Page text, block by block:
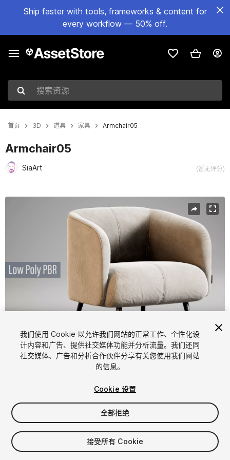
Ship faster with tools, frameworks & content for
every workflow — 50% off.
搜索资源
首页 3D 道具 家具 Armchair05
Armchair05
SiaArt (暂无评分)
1/15
$15
增值税将在结算时计算
我们使用 Cookie 以允许我们网站的正常工作、个性化设
计内容和广告、提供社交媒体功能并分析流量。我们还同
社交媒体、广告和分析合作伙伴分享有关您使用我们网站
的信息。
Cookie 设置
全部拒绝
接受所有 Cookie